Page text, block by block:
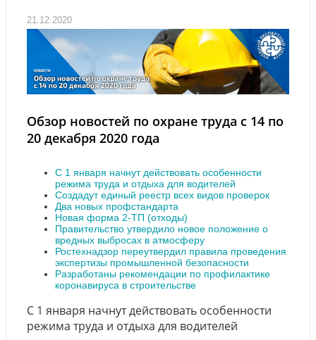
21.12.2020
Обзор новостей по охране труда с 14 по
20 декабря 2020 года
С 1 января начнут действовать особенности
режима труда и отдыха для водителей
Создадут единый реестр всех видов проверок
Два новых профстандарта
Новая форма 2-ТП (отходы)
Правительство утвердило новое положение о
вредных выбросах в атмосферу
Ростехнадзор переутвердил правила проведения
экспертизы промышленной безопасности
Разработаны рекомендации по профилактике
коронавируса в строительстве
С 1 января начнут действовать особенности
режима труда и отдыха для водителей